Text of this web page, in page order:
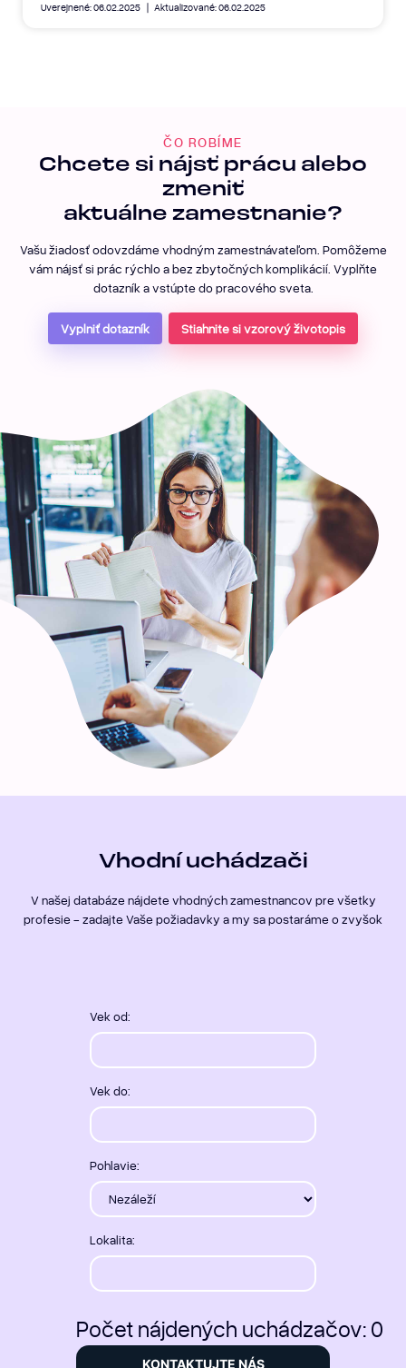
Uverejnené: 06.02.2025 Aktualizované: 06.02.2025
ČO ROBÍME
Chcete si nájsť prácu alebo
zmeniť
aktuálne zamestnanie?
Vašu žiadosť odovzdáme vhodným zamestnávateľom. Pomôžeme
vám nájsť si prác rýchlo a bez zbytočných komplikácií. Vyplňte
dotazník a vstúpte do pracového sveta.
Vyplniť dotazník Stiahnite si vzorový životopis
Vhodní uchádzači
V našej databáze nájdete vhodných zamestnancov pre všetky
profesie - zadajte Vaše požiadavky a my sa postaráme o zvyšok
Vek od:
Vek do:
Pohlavie:
Lokalita:
Počet nájdených uchádzačov: 0
KONTAKTUJTE NÁS